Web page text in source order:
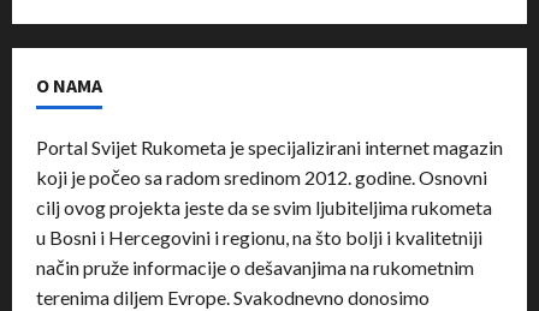
O NAMA
Portal Svijet Rukometa je specijalizirani internet magazin
koji je počeo sa radom sredinom 2012. godine. Osnovni
cilj ovog projekta jeste da se svim ljubiteljima rukometa
u Bosni i Hercegovini i regionu, na što bolji i kvalitetniji
način pruže informacije o dešavanjima na rukometnim
terenima diljem Evrope. Svakodnevno donosimo